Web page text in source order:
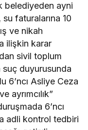
belediyeden ayni
faturalarına 10
ve nikah
ilişkin karar
sivil toplum
suç duyurusunda
6’ncı Asliye Ceza
ayrımcılık”
6’ncı
adli kontrol tedbiri